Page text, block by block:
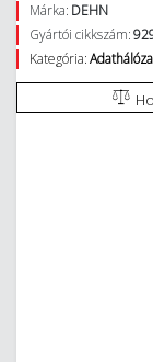
Márka: DEHN
Gyártói cikkszám:
Kategória: